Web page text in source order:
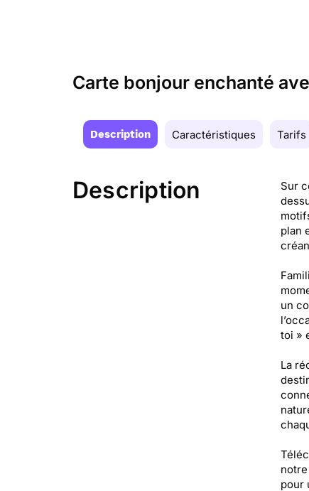
Carte bonjour enchanté
Description Caractéristiques Tarifs
Description
Sur
plan
un
toi »
La
pour